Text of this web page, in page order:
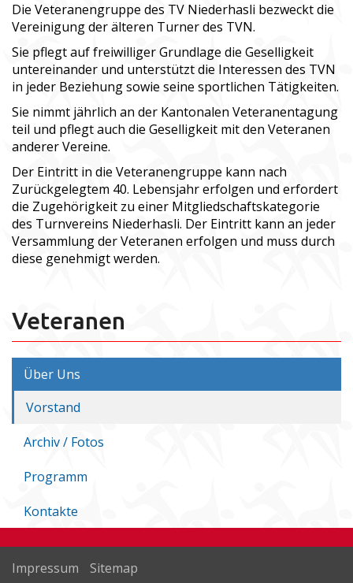
Die Veteranengruppe des TV Niederhasli bezweckt die
Vereinigung der älteren Turner des TVN.
Sie pflegt auf freiwilliger Grundlage die Geselligkeit
untereinander und unterstützt die Interessen des TVN
in jeder Beziehung sowie seine sportlichen Tätigkeiten.
Sie nimmt jährlich an der Kantonalen Veteranentagung
teil und pflegt auch die Geselligkeit mit den Veteranen
anderer Vereine.
Der Eintritt in die Veteranengruppe kann nach
Zurückgelegtem 40. Lebensjahr erfolgen und erfordert
die Zugehörigkeit zu einer Mitgliedschaftskategorie
des Turnvereins Niederhasli. Der Eintritt kann an jeder
Versammlung der Veteranen erfolgen und muss durch
diese genehmigt werden.
Veteranen
Über Uns
Vorstand
Archiv / Fotos
Programm
Kontakte
Impressum Sitemap